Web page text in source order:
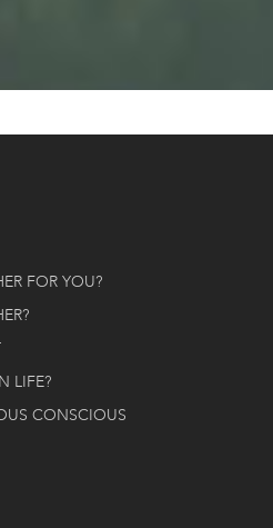
FOR YOU?
LIFE?
CONSCIOUS